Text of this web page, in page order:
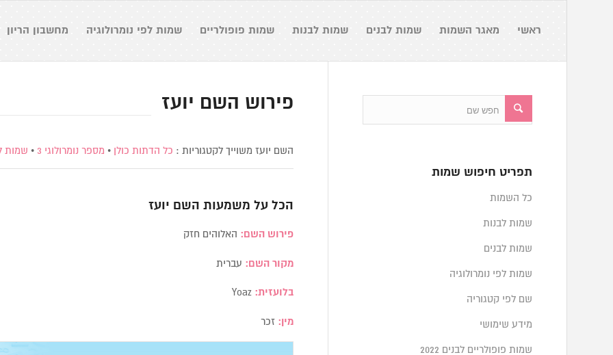
ראשי מאגר השמות שמות לבנים שמות לבנות שמות פופולריים שמות לפי נומרולוגיה מחשבון הריון
פירוש השם יועז
השם יועז משוייך לקטגוריות : כל הדתות כולן • מספר נומרולוגי 3 • שמות
הכל על משמעות השם יועז
פירוש השם: האלוהים חזק
מקור השם: עברית
בלועזית: Yoaz
מין: זכר
תפריט חיפוש שמות
כל השמות
שמות לבנות
שמות לבנים
שמות לפי נומרולוגיה
שם לפי קטגוריה
מידע שימושי
שמות פופולריים לבנים 2022